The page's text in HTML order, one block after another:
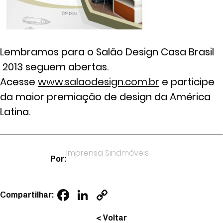
Lembramos para o Salão Design Casa Brasil
2013 seguem abertas.
Acesse www.salaodesign.com.br e participe
da maior premiação de design da América
Latina.
Por:
Imprensa Sindmóveis
Compartilhar: Facebook
LinkedIn
Link
< Voltar